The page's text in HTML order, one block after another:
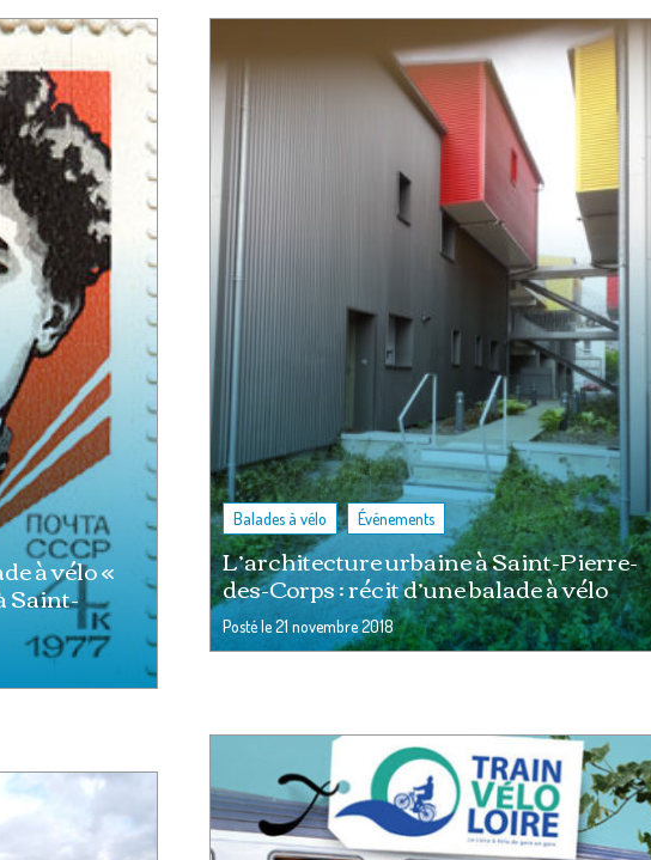
à vélo «
Saint-
Balades à vélo , Événements
L’architecture urbaine à Saint-Pierre-
des-Corps : récit d’une balade à vélo
Posté le21 novembre 2018